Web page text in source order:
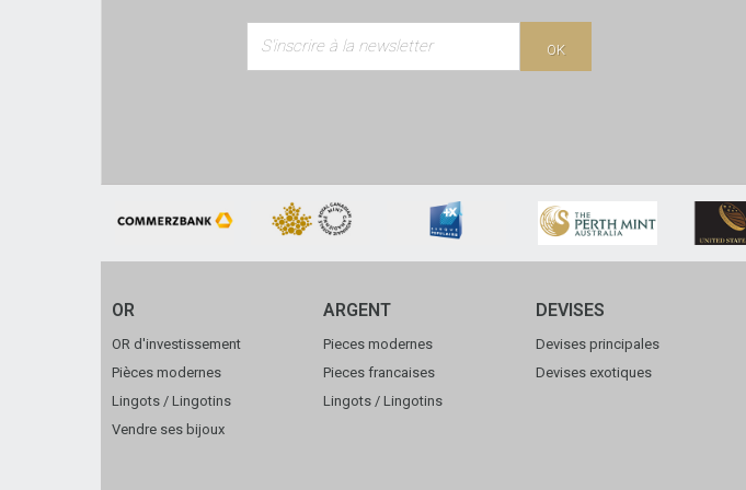
OK
OR
OR d'investissement
Pièces modernes
Lingots / Lingotins
Vendre ses bijoux
ARGENT
Pieces modernes
Pieces francaises
Lingots / Lingotins
DEVISES
Devises principales
Devises exotiques